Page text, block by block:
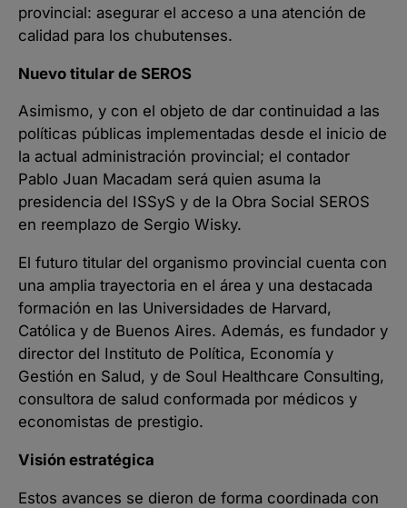
provincial: asegurar el acceso a una atención de
calidad para los chubutenses.
Nuevo titular de SEROS
Asimismo, y con el objeto de dar continuidad a las
políticas públicas implementadas desde el inicio de
la actual administración provincial; el contador
Pablo Juan Macadam será quien asuma la
presidencia del ISSyS y de la Obra Social SEROS
en reemplazo de Sergio Wisky.
El futuro titular del organismo provincial cuenta con
una amplia trayectoria en el área y una destacada
formación en las Universidades de Harvard,
Católica y de Buenos Aires. Además, es fundador y
director del Instituto de Política, Economía y
Gestión en Salud, y de Soul Healthcare Consulting,
consultora de salud conformada por médicos y
economistas de prestigio.
Visión estratégica
Estos avances se dieron de forma coordinada con